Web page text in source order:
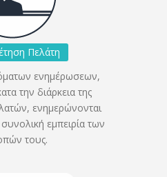
Πελάτη
ενημέρωσεων,
την διάρκεια της
ενημερώνονται
εμπειρία των
τους.